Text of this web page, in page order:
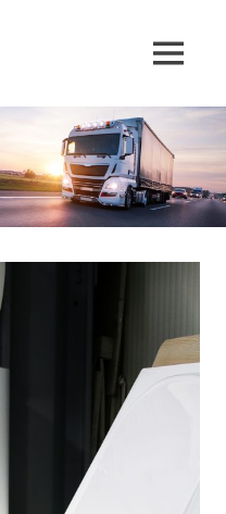
MENU